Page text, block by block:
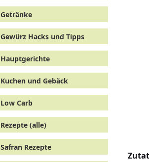
Getränke
Gewürz Hacks und Tipps
Hauptgerichte
Kuchen und Gebäck
Low Carb
Rezepte (alle)
Safran Rezepte